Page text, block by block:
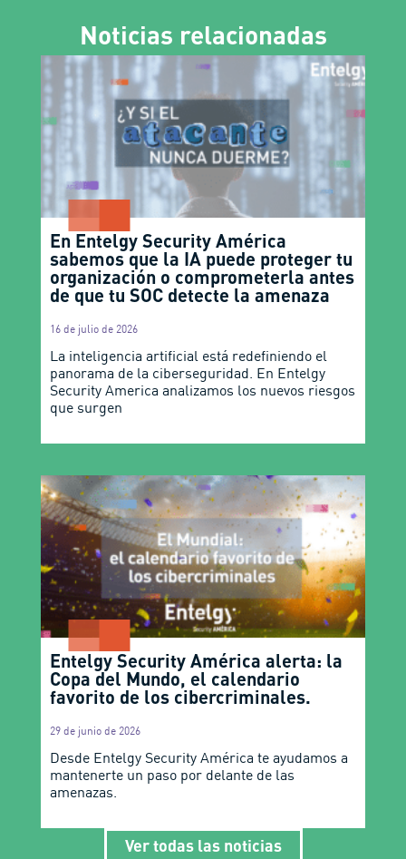
Noticias relacionadas
En Entelgy Security América
sabemos que la IA puede proteger tu
organización o comprometerla antes
de que tu SOC detecte la amenaza
16 de julio de 2026
La inteligencia artificial está redefiniendo el
panorama de la ciberseguridad. En Entelgy
Security America analizamos los nuevos riesgos
que surgen
Entelgy Security América alerta: la
Copa del Mundo, el calendario
favorito de los cibercriminales.
29 de junio de 2026
Desde Entelgy Security América te ayudamos a
mantenerte un paso por delante de las
amenazas.
Ver todas las noticias